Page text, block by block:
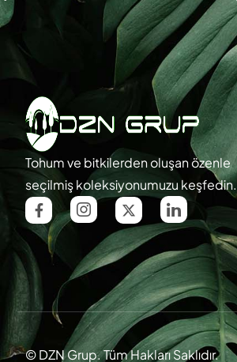
Tohum ve bitkilerden oluşan özenle
seçilmiş koleksiyonumuzu keşfedin.
© DZN Grup. Tüm Hakları Saklıdır.